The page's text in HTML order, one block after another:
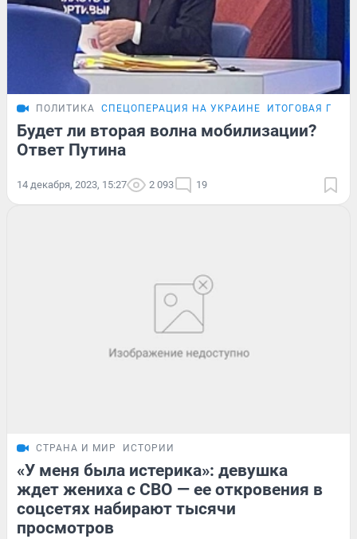
ПОЛИТИКА СПЕЦОПЕРАЦИЯ НА УКРАИНЕ ИТОГОВАЯ
Будет ли вторая волна мобилизации?
Ответ Путина
14 декабря, 2023, 15:27 2 093 19
СТРАНА И МИР ИСТОРИИ
«У меня была истерика»: девушка
ждет жениха с СВО — ее откровения в
соцсетях набирают тысячи
просмотров